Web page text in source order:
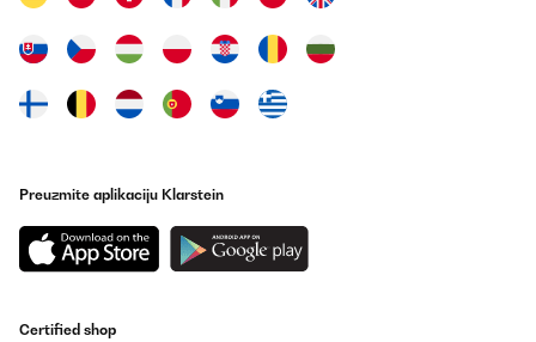
Preuzmite aplikaciju Klarstein
Certified shop